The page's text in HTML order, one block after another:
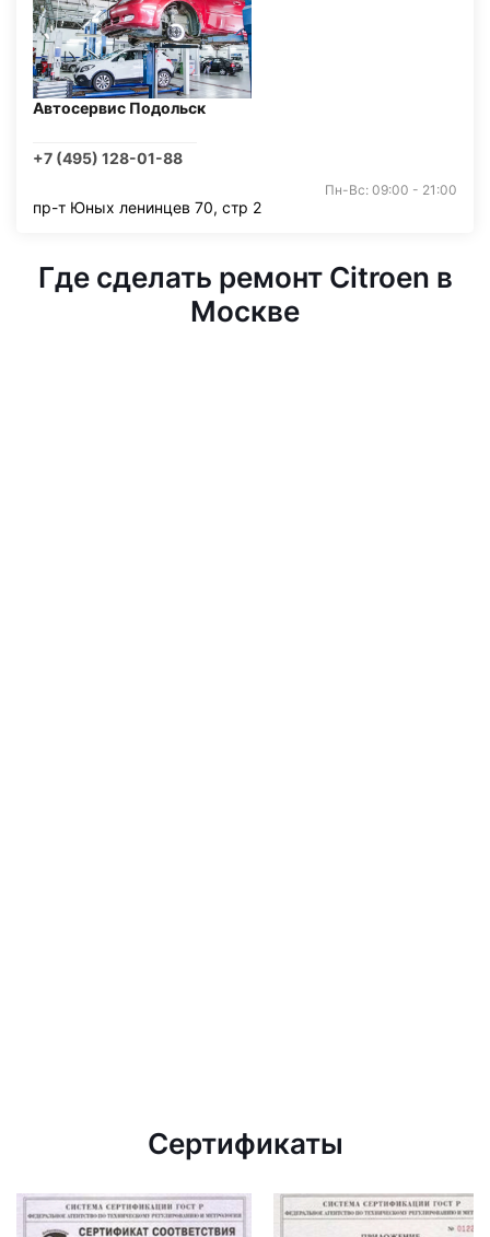
Автосервис Подольск
+7 (495) 128-01-88
Пн-Вс: 09:00 - 21:00
пр-т Юных ленинцев 70, стр 2
Где сделать ремонт Citroen в
Москве
Сертификаты